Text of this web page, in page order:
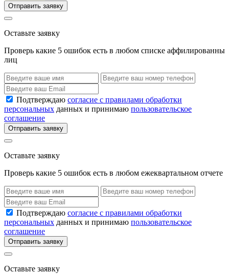
Отправить заявку
Оставьте заявку
Проверь какие 5 ошибок есть в любом списке аффилированны
лиц
Подтверждаю согласие с правилами обработки
персональных данных и принимаю пользовательское
соглашение
Отправить заявку
Оставьте заявку
Проверь какие 5 ошибок есть в любом ежеквартальном отчете
Подтверждаю согласие с правилами обработки
персональных данных и принимаю пользовательское
соглашение
Отправить заявку
Оставьте заявку